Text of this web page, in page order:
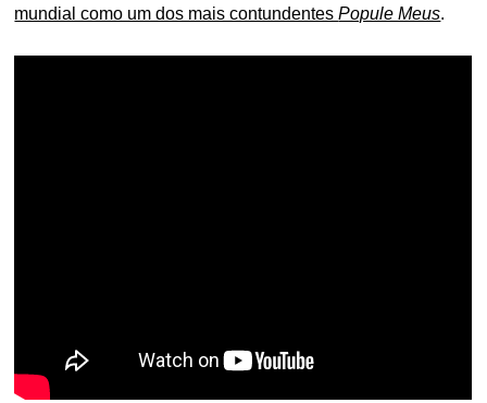
mundial como um dos mais contundentesPopule Meus.